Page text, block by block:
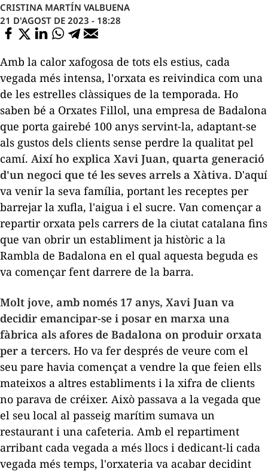
CRISTINA MARTÍN VALBUENA
21 D'AGOST DE 2023 - 18:28
Amb la calor xafogosa de tots els estius, cada
vegada més intensa, l'orxata es reivindica com una
de les estrelles clàssiques de la temporada. Ho
saben bé a Orxates Fillol, una empresa de Badalona
que porta gairebé 100 anys servint-la, adaptant-se
als gustos dels clients sense perdre la qualitat pel
camí. Així ho explica Xavi Juan, quarta generació
d'un negoci que té les seves arrels a Xàtiva. D'aquí
va venir la seva família, portant les receptes per
barrejar la xufla, l'aigua i el sucre. Van començar a
repartir orxata pels carrers de la ciutat catalana fins
que van obrir un establiment ja històric a la
Rambla de Badalona en el qual aquesta beguda es
va començar fent darrere de la barra.
Molt jove, amb només 17 anys, Xavi Juan va
decidir emancipar-se i posar en marxa una
fàbrica als afores de Badalona on produir orxata
per a tercers. Ho va fer després de veure com el
seu pare havia començat a vendre la que feien ells
mateixos a altres establiments i la xifra de clients
no parava de créixer. Això passava a la vegada que
el seu local al passeig marítim sumava un
restaurant i una cafeteria. Amb el repartiment
arribant cada vegada a més llocs i dedicant-li cada
vegada més temps, l'orxateria va acabar decidint